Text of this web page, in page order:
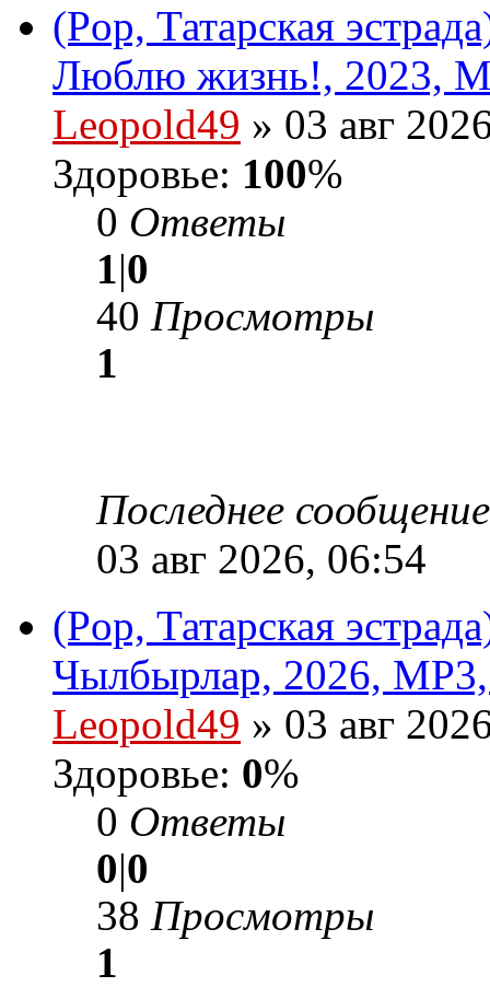
(Pop, Татарская
Люблю жизнь!, 2023,
Leopold49 » 03 авг
Здоровье: 100%
0 Ответы
1|0
40 Просмотры
1
Последнее
03 авг 2026, 06:54
(Pop, Татарская
Чылбырлар, 2026,
Leopold49 » 03 авг
Здоровье: 0%
0 Ответы
0|0
38 Просмотры
1